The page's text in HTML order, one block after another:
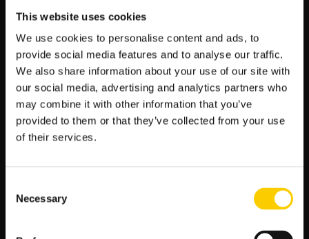
This website uses cookies
We use cookies to personalise content and ads, to
provide social media features and to analyse our traffic.
We also share information about your use of our site with
our social media, advertising and analytics partners who
may combine it with other information that you’ve
provided to them or that they’ve collected from your use
of their services.
Selection
Necessary
Szkolne wizyty i warsztaty
rok
Projekty charytatywne Różne lokalizacje
Cały
Programy dla młodzieży
Akademia New
York Red Bulls
Cały
rok
znaczenie. Jest to miejsce, gdzie pasja do tego sportu łączy
piłkarskiej New York Red Bulls odgrywają istotną rolę. Zespół